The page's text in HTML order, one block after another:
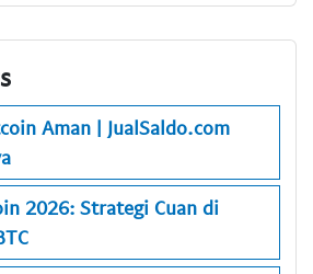
Aman | JualSaldo.com
2026: Strategi Cuan di